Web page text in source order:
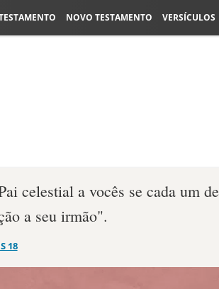
NOVO TESTAMENTO VERSÍCULOS
celestial a vocês se cada um de
a seu irmão".
18